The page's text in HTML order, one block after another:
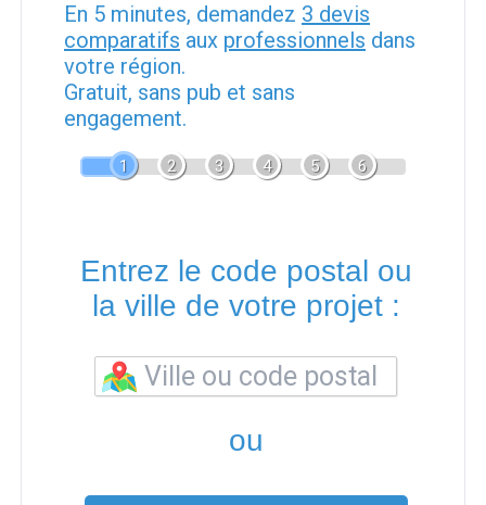
En 5 minutes, demandez 3 devis
comparatifs aux professionnels dans
votre région.
Gratuit, sans pub et sans
engagement.
1 2 3 4 5 6
Entrez le code postal ou
la ville de votre projet :
ou